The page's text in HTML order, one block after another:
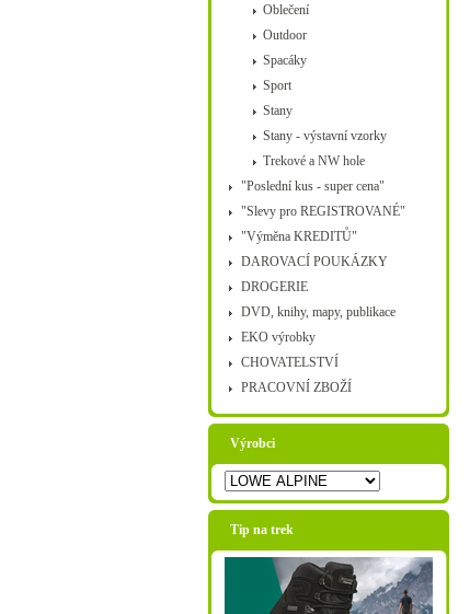
Oblečení
Outdoor
Spacáky
Sport
Stany
Stany - výstavní vzorky
Trekové a NW hole
"Poslední kus - super cena"
"Slevy pro REGISTROVANÉ"
"Výměna KREDITŮ"
DAROVACÍ POUKÁZKY
DROGERIE
DVD, knihy, mapy, publikace
EKO výrobky
CHOVATELSTVÍ
PRACOVNÍ ZBOŽÍ
Výrobci
Tip na trek